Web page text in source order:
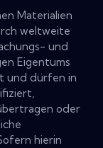
Materialien
weltweite
und
Eigentums
und dürfen in
oder
hierin